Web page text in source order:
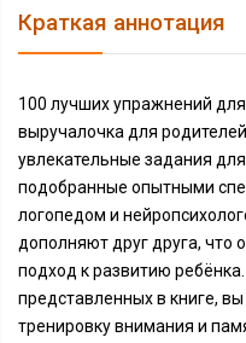
Краткая аннотация
100 лучших упражнений
выручалочка для
увлекательные задания
подобранные опытными
логопедом и
дополняют друг друга, что
подход к развитию
представленных в книге,
тренировку внимания и